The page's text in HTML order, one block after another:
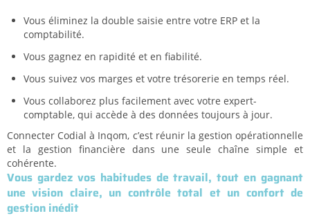
Vous éliminez la double saisie entre votre ERP et la
comptabilité.
Vous gagnez en rapidité et en fiabilité.
Vous suivez vos marges et votre trésorerie en temps réel.
Vous collaborez plus facilement avec votre expert-
comptable, qui accède à des données toujours à jour.
Connecter Codial à Inqom, c’est réunir la gestion opérationnelle
et la gestion financière dans une seule chaîne simple et
cohérente.
Vous gardez vos habitudes de travail, tout en gagnant
une vision claire, un contrôle total et un confort de
gestion inédit